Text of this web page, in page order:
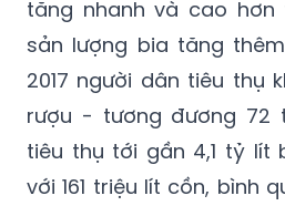
toàn cầu tăng không
trọng tiêu thụ cồn
tăng nhanh và cao
sản lượng bia tăng
2017 người dân tiêu thụ
rượu - tương đương 72